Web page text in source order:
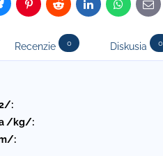
PinterestReddit LinkedInWhatsApp
E-
mail
Recenzie 0 Diskusia 0
:
/kg/:
: